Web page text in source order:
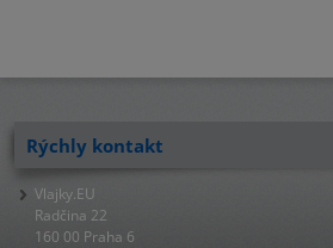
Rýchly kontakt
Vlajky.EU
Radčina 22
160 00 Praha 6